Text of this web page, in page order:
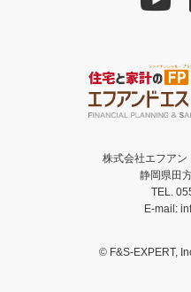
株式会社エフアン
静岡県田
TEL.
E-mail:
© F&S-EXPERT,